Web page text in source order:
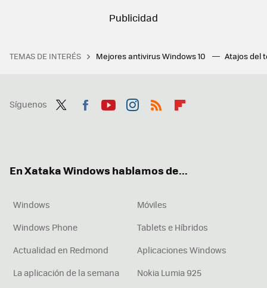
TEMAS DE INTERÉS Mejores antivirus Windows 10 Atajos del
Síguenos
En Xataka Windows hablamos de...
Windows
Móviles
Windows Phone
Tablets e Híbridos
Actualidad en Redmond
Aplicaciones Windows
La aplicación de la semana
Nokia Lumia 925